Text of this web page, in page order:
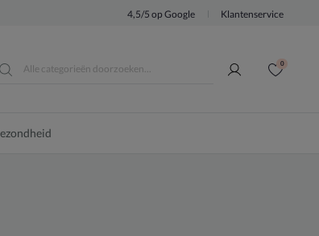
4,5/5 op Google Klantenservice
0